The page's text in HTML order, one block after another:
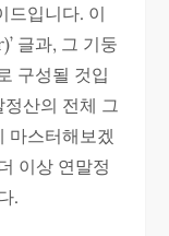
드입니다. 이
글과, 그 기둥
구성될 것입
산의 전체 그
마스터해보겠
이상 연말정
.